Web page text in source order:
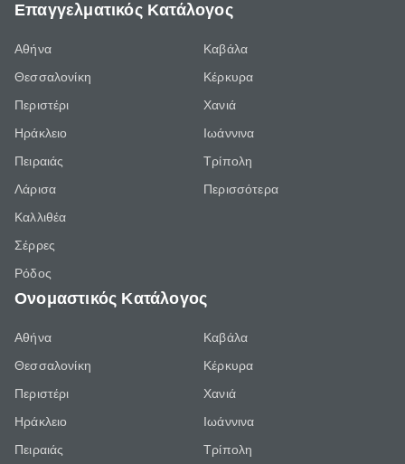
Επαγγελματικός Κατάλογος
Αθήνα
Θεσσαλονίκη
Περιστέρι
Ηράκλειο
Πειραιάς
Λάρισα
Καλλιθέα
Σέρρες
Ρόδος
Καβάλα
Κέρκυρα
Χανιά
Ιωάννινα
Τρίπολη
Περισσότερα
Ονομαστικός Κατάλογος
Αθήνα
Θεσσαλονίκη
Περιστέρι
Ηράκλειο
Πειραιάς
Καβάλα
Κέρκυρα
Χανιά
Ιωάννινα
Τρίπολη